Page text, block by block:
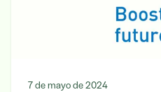
7 de mayo de 2024